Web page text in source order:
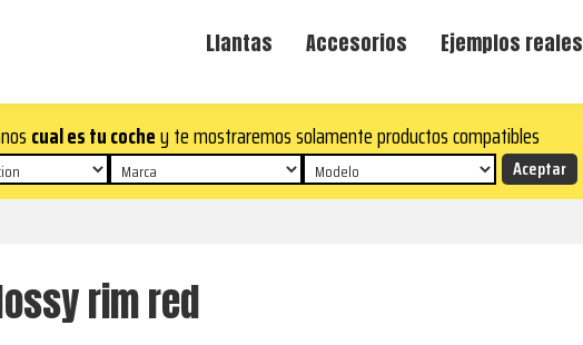
Llantas Accesorios Ejemplos reales
cual es tu cochey te mostraremos solamente productos compatibles
rim red